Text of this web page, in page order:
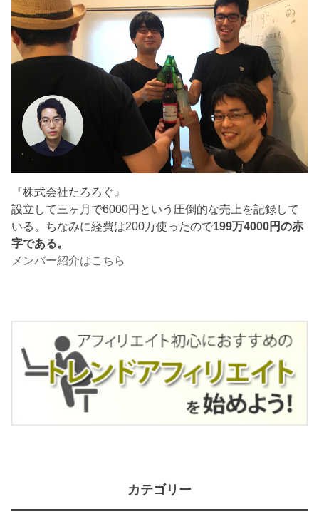
『株式会社たろろぐ』
設立して三ヶ月で6000円という圧倒的な売上を記録して
いる。ちなみに経費は200万使ったので199万4000円の赤
字である。
メンバー紹介はこちら
カテゴリー